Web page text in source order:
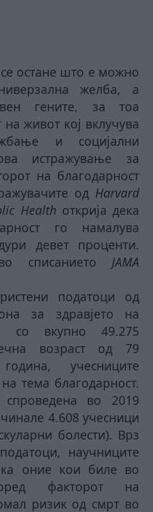
остане што е можно
желба, а
гените, за тоа
живот кој вклучува
и социјални
истражување за
на благодарност
од Harvard
Health открија дека
го намалува
девет проценти.
списанието JAMA
податоци од
за здравјето на
со вкупно 49.275
возраст од 79
учесниците
тема благодарност.
спроведена во 2019
4.608 учесници
болести). Врз
научниците
оние кои биле во
факторот на
ризик од смрт во